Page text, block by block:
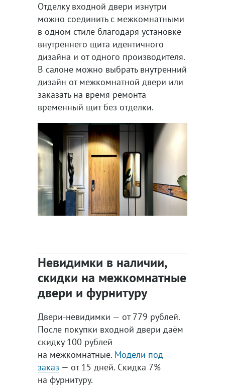
Отделку входной двери изнутри
можно соединить с межкомнатными
в одном стиле благодаря установке
внутреннего щита идентичного
дизайна и от одного производителя.
В салоне можно выбрать внутренний
дизайн от межкомнатной двери или
заказать на время ремонта
временный щит без отделки.
Невидимки в наличии,
скидки на межкомнатные
двери и фурнитуру
Двери-невидимки — от 779 рублей.
После покупки входной двери даём
скидку 100 рублей
на межкомнатные. Модели под
заказ — от 15 дней. Скидка 7%
на фурнитуру.